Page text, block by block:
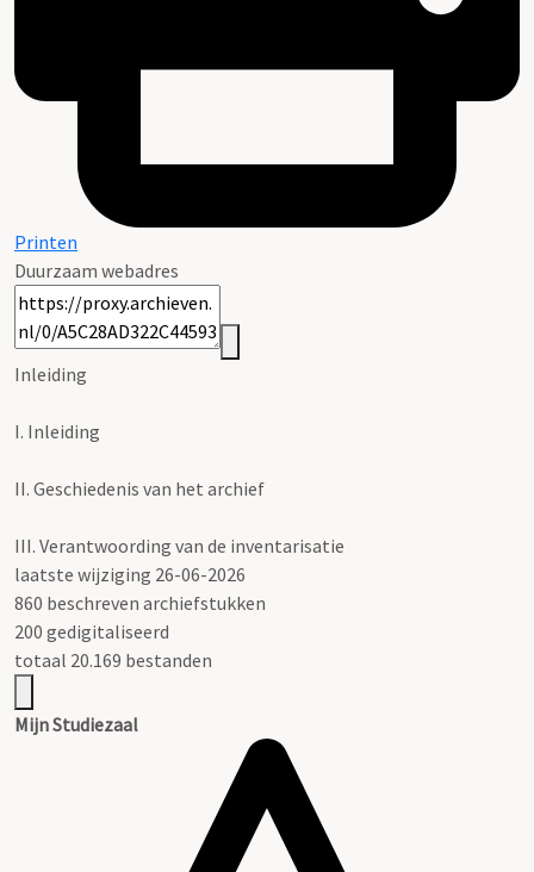
Printen
Duurzaam webadres
Inleiding
I. Inleiding
II. Geschiedenis van het archief
III. Verantwoording van de inventarisatie
laatste wijziging 26-06-2026
860 beschreven archiefstukken
200 gedigitaliseerd
totaal 20.169 bestanden
Mijn Studiezaal